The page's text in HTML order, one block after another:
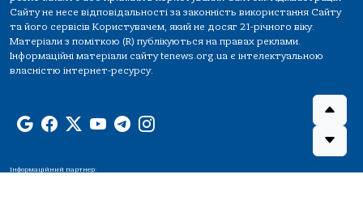
Сайту не несе відповідальності за законність використання Сайту
та його сервісів Користувачем, який не досяг 21-річного віку.
Матеріали з поміткою (R) публікуються на правах реклами.
Інформаційні матеріали сайту tenews.org.ua є інтелектуальною
власністю інтернет-ресурсу.
Інформаційний партнер: